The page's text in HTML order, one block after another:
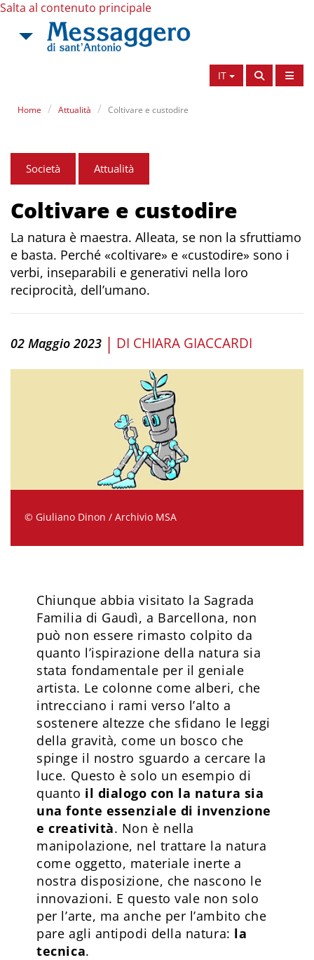
Salta al contenuto principale
IT
Home Attualità Coltivare e custodire
Società Attualità
Coltivare e custodire
La natura è maestra. Alleata, se non la sfruttiamo
e basta. Perché «coltivare» e «custodire» sono i
verbi, inseparabili e generativi nella loro
reciprocità, dell’umano.
02 Maggio 2023 | DI CHIARA GIACCARDI
© Giuliano Dinon / Archivio MSA
Chiunque abbia visitato la Sagrada
Familia di Gaudì, a Barcellona, non
può non essere rimasto colpito da
quanto l’ispirazione della natura sia
stata fondamentale per il geniale
artista. Le colonne come alberi, che
intrecciano i rami verso l’alto a
sostenere altezze che sfidano le leggi
della gravità, come un bosco che
spinge il nostro sguardo a cercare la
luce. Questo è solo un esempio di
quanto il dialogo con la natura sia
una fonte essenziale di invenzione
e creatività. Non è nella
manipolazione, nel trattare la natura
come oggetto, materiale inerte a
nostra disposizione, che nascono le
innovazioni. E questo vale non solo
per l’arte, ma anche per l’ambito che
pare agli antipodi della natura: la
tecnica.